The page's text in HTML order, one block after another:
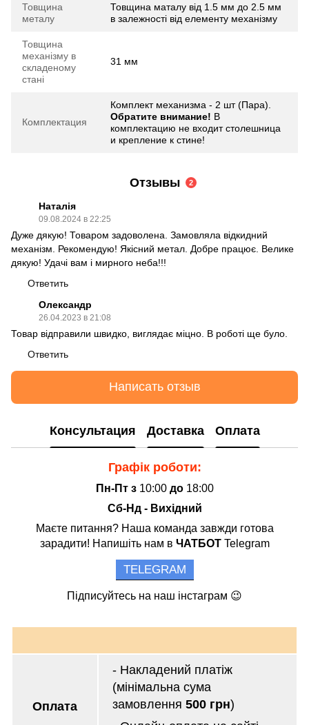
Товщина
металу
Товщина маталу від 1.5 мм до 2.5 мм
в залежності від елементу механізму
Товщина
механізму в
складеному
стані
31 мм
Комплектация
Комплект механизма - 2 шт (Пара).
Обратите внимание! В
комплектацию не входит столешница
и крепление к стине!
Отзывы 2
Наталія
09.08.2024 в 22:25
Дуже дякую! Товаром задоволена. Замовляла відкидний
механізм. Рекомендую! Якісний метал. Добре працює. Велике
дякую! Удачі вам і мирного неба!!!
Ответить
Олександр
26.04.2023 в 21:08
Товар відправили швидко, виглядає міцно. В роботі ще було.
Ответить
Написать отзыв
Консультация Доставка Оплата
Графік роботи:
Пн-Пт з 10:00до 18:00
Сб-Нд - Вихідний
Маєте питання? Наша команда завжди готова
зарадити! Напишіть нам в ЧАТБОТTelegram
TELEGRAM
Підписуйтесь на наш інстаграм 😉
Оплата
- Накладений платіж
(мінімальна сума
замовлення 500 грн)